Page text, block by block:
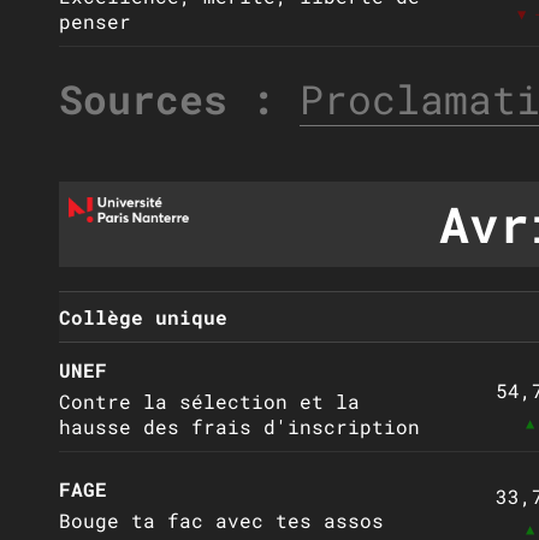
penser
▼
Sources :
Collège unique
UNEF
Contre la sélection et la
hausse des frais d'inscription
FAGE
Bouge ta fac avec tes assos